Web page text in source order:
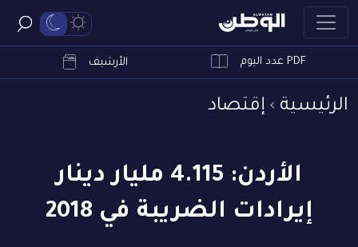
PDF عدد اليوم الأرشيف
الرئيسية إقتصاد
الأردن: 4.115 مليار دينار
إيرادات الضريبة في 2018